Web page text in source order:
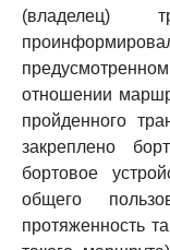
(владелец)
предусмотренном
отношении
пройденного
закреплено
бортовое
общего
протяженность